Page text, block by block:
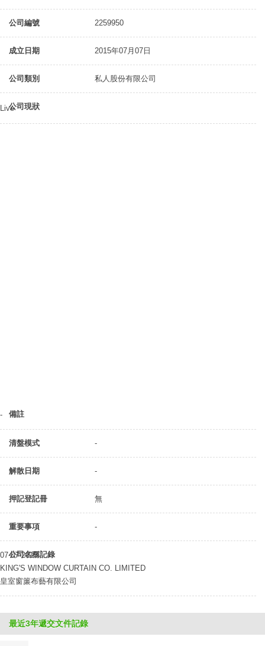
公司編號 2259950
成立日期 2015年07月07日
公司類別 私人股份有限公司
公司現狀
Live
備註
-
清盤模式 -
解散日期 -
押記登記冊 無
重要事項 -
公司名稱記錄
07-07-2015
KING'S WINDOW CURTAIN CO. LIMITED
皇室窗簾布藝有限公司
最近3年遞交文件記錄